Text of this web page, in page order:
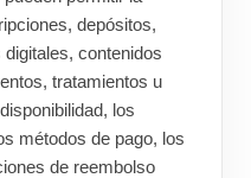
depósitos,
contenidos
tratamientos u
los
métodos de pago, los
de reembolso